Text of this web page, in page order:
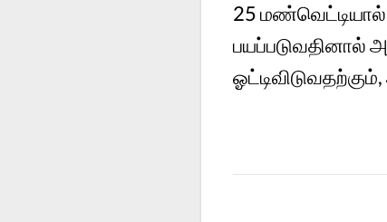
25 மண்வெட்டியால்
பயப்படுவதினால்